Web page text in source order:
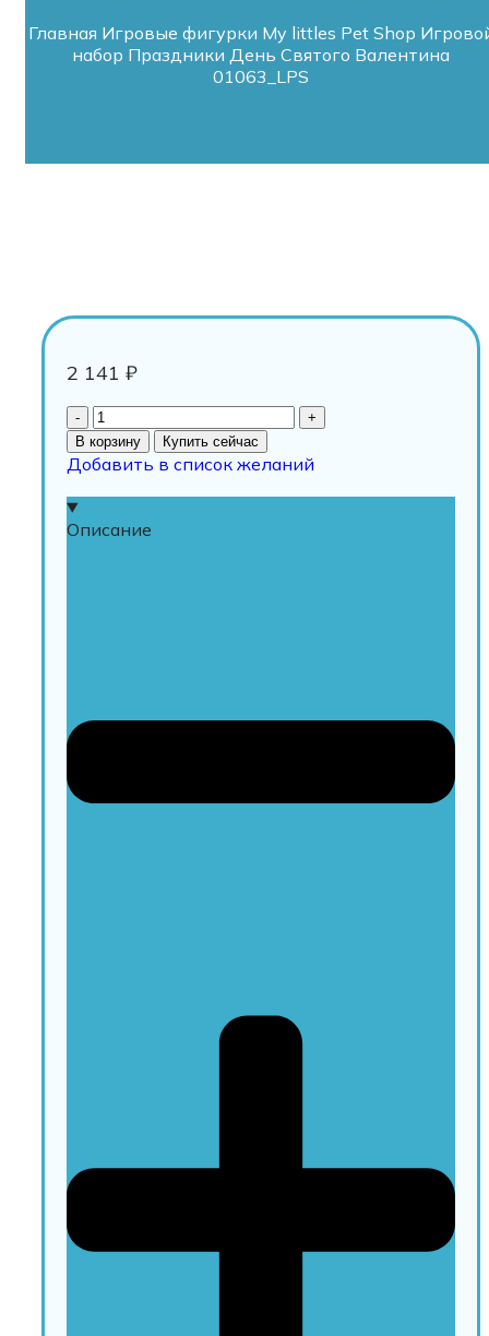
Главная Игровые фигурки My littles Pet Shop
набор Праздники День Святого Валентина
01063_LPS
2 141 ₽
В корзину Купить сейчас
Добавить в список желаний
Описание